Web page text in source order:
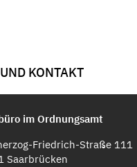
KONTAKT
im Ordnungsamt
Friedrich-Straße 111
Saarbrücken